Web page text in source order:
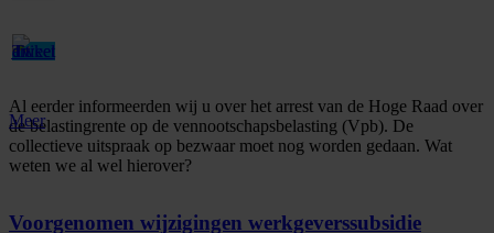
Al eerder informeerden wij u over het arrest van de Hoge Raad over
de belastingrente op de vennootschapsbelasting (Vpb). De
collectieve uitspraak op bezwaar moet nog worden gedaan. Wat
weten we al wel hierover?
Meer
Voorgenomen wijzigingen werkgeverssubsidie